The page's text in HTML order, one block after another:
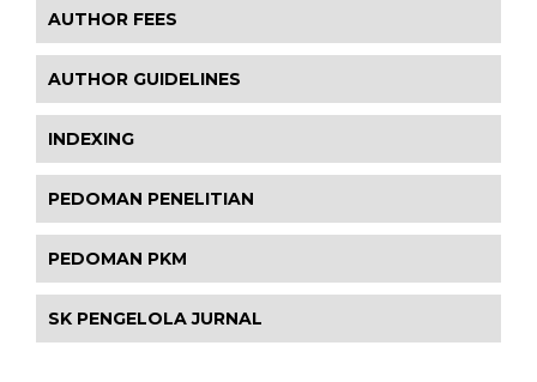
AUTHOR FEES
AUTHOR GUIDELINES
INDEXING
PEDOMAN PENELITIAN
PEDOMAN PKM
SK PENGELOLA JURNAL